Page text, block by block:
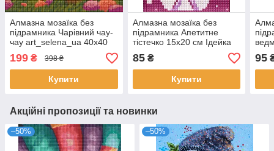
Алмазна мозаїка без
підрамника Чарівний чау-
чау art_selena_ua 40х40
Ідейка (AMC7838)
199 ₴ 398 ₴
Купити
Алмазна мозаїка без
підрамника Апетитне
тістечко 15х20 см Ідейка
(AMM1036)
85₴
Купити
95
Акційні пропозиції та новинки
–50% –50%